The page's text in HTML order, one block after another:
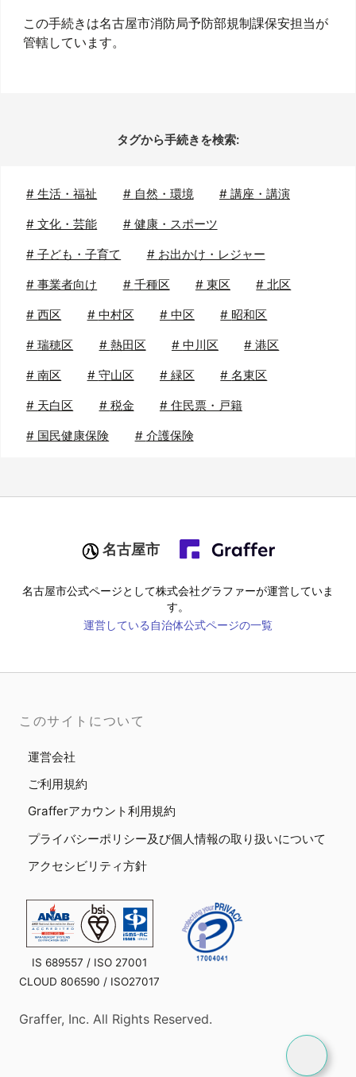
この手続きは名古屋市消防局予防部規制課保安担当が
管轄しています。
タグから手続きを検索:
#生活・福祉 # 自然・環境 # 講座・講演
#文化・芸能 # 健康・スポーツ
#子ども・子育て # お出かけ・レジャー
#事業者向け # 千種区 # 東区 #北区
#西区 # 中村区 # 中区 # 昭和区
#瑞穂区 # 熱田区 # 中川区 #港区
#南区 # 守山区 # 緑区 #名東区
# 天白区 # 税金 # 住民票・戸籍
# 国民健康保険 # 介護保険
名古屋市
名古屋市公式ページとして株式会社グラファーが運営していま
す。
運営している自治体公式ページの一覧
このサイトについて
運営会社
ご利用規約
Grafferアカウント利用規約
プライバシーポリシー及び個人情報の取り扱いについて
アクセシビリティ方針
IS 689557 / ISO 27001
CLOUD 806590 / ISO27017
Graffer, Inc. All Rights Reserved.